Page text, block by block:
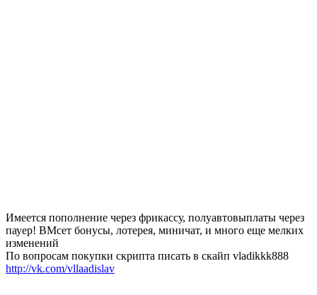
Имеется пополнение через фрикассу, полуавтовыплаты через
пауер! ВМсет бонусы, лотерея, миничат, и много еще мелких
изменений
По вопросам покупки скрипта писать в скайп vladikkk888
http://vk.com/vllaadislav